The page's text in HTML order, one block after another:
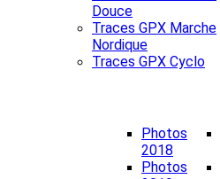
Douce
Traces GPX Marche
Nordique
Traces GPX Cyclo
Photos
2018
Photos